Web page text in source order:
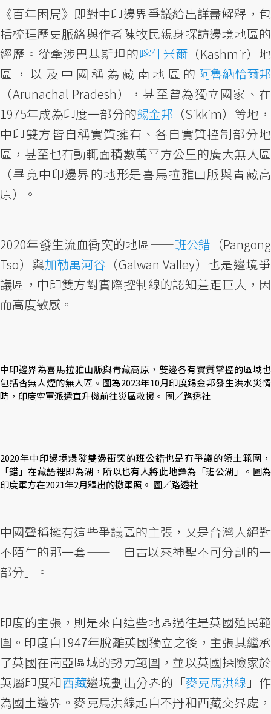
《百年困局》即對中印邊界爭議給出詳盡解釋，包
括梳理歷史脈絡與作者陳牧民親身探訪邊境地區的
經歷。從牽涉巴基斯坦的喀什米爾（Kashmir）地
區，以及中國稱為藏南地區的 阿魯納恰爾邦
（Arunachal Pradesh），甚至曾為獨立國家、在
1975年成為印度一部分的錫金邦 （Sikkim）等地，
中印雙方皆自稱實質擁有、各自實質控制部分地
區，甚至也有動輒面積數萬平方公里的廣大無人區
（畢竟中印邊界的地形是喜馬拉雅山脈與青藏高
原）。
2020年發生流血衝突的地區——班公錯 （Pangong
Tso）與加勒萬河谷 （Galwan Valley）也是邊境爭
議區，中印雙方對實際控制線的認知差距巨大，因
而高度敏感。
中印邊界為喜馬拉雅山脈與青藏高原，雙邊各有實質掌控的區域也
包括杳無人煙的無人區。圖為2023年10月印度錫金邦發生洪水災情
時，印度空軍派遣直升機前往災區救援。 圖／路透社
2020年中印邊境爆發雙邊衝突的班公錯也是有爭議的領土範圍，
「錯」在藏語裡即為湖，所以也有人將此地譯為「班公湖」。圖為
印度軍方在2021年2月釋出的撤軍照。 圖／路透社
中國聲稱擁有這些爭議區的主張，又是台灣人絕對
不陌生的那一套——「自古以來神聖不可分割的一
部分」。
印度的主張，則是來自這些地區過往是英國殖民範
圍。印度自1947年脫離英國獨立之後，主張其繼承
了英國在南亞區域的勢力範圍，並以英國探險家於
英屬印度和西藏邊境劃出分界的「麥克馬洪線 」作
為國土邊界。麥克馬洪線起自不丹和西藏交界處，